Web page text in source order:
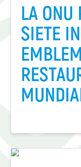
LA ONU
SIETE